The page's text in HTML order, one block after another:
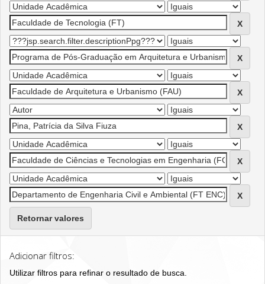
Retornar valores
Adicionar filtros:
Utilizar filtros para refinar o resultado de busca.